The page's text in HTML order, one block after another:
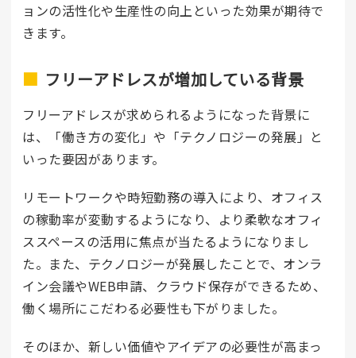
ョンの活性化や生産性の向上といった効果が期待で
きます。
フリーアドレスが増加している背景
フリーアドレスが求められるようになった背景に
は、「働き方の変化」や「テクノロジーの発展」と
いった要因があります。
リモートワークや時短勤務の導入により、オフィス
の稼動率が変動するようになり、より柔軟なオフィ
ススペースの活用に焦点が当たるようになりまし
た。また、テクノロジーが発展したことで、オンラ
イン会議やWEB申請、クラウド保存ができるため、
働く場所にこだわる必要性も下がりました。
そのほか、新しい価値やアイデアの必要性が高まっ